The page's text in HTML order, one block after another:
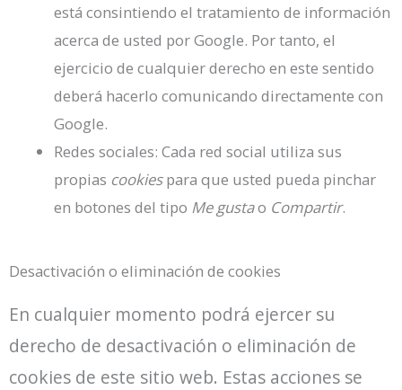
está consintiendo el tratamiento de información
acerca de usted por Google. Por tanto, el
ejercicio de cualquier derecho en este sentido
deberá hacerlo comunicando directamente con
Google.
Redes sociales: Cada red social utiliza sus
propias cookiespara que usted pueda pinchar
en botones del tipo Me gustao Compartir.
Desactivación o eliminación de cookies
En cualquier momento podrá ejercer su
derecho de desactivación o eliminación de
cookies de este sitio web. Estas acciones se